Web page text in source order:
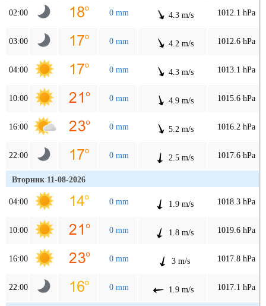
02:00 0 mm 4.3 m/s 1012.1 hPa
03:00 0 mm 4.2 m/s 1012.6 hPa
04:00 0 mm 4.3 m/s 1013.1 hPa
10:00 0 mm 4.9 m/s 1015.6 hPa
16:00 0 mm 5.2 m/s 1016.2 hPa
22:00 0 mm 2.5 m/s 1017.6 hPa
Вторник 11-08-2026
04:00 0 mm 1.9 m/s 1018.3 hPa
10:00 0 mm 1.8 m/s 1019.6 hPa
16:00 0 mm 3 m/s 1017.8 hPa
22:00 0 mm 1.9 m/s 1017.1 hPa